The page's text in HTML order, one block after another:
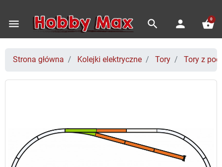
menu search person shopping_basket
0
Strona główna Kolejki elektryczne Tory Tory z